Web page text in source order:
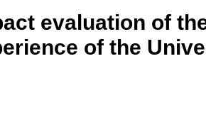
evaluation of
of the